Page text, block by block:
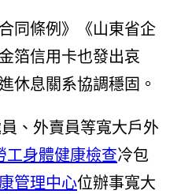
同條例》《山東省企
箔信用卡也發出哀
休息關系協調穩固。
、外賣員等寬大戶外
工身體健康檢查冷包
管理中心位辦事寬大